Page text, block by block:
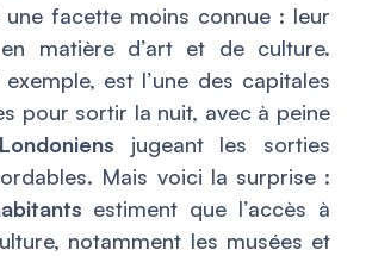
une facette moins connue : leur
matière d’art et de culture.
est l’une des capitales
pour sortir la nuit, avec à peine
jugeant les sorties
Mais voici la surprise :
estiment que l’accès à
notamment les musées et